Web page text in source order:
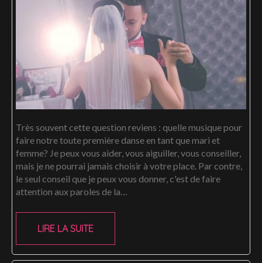
Très souvent cette question reviens : quelle musique pour
faire notre toute première danse en tant que mari et
femme? Je peux vous aider, vous aiguiller, vous conseiller,
mais je ne pourrai jamais choisir à votre place. Par contre,
le seul conseil que je peux vous donner, c'est de faire
attention aux paroles de la…
LIRE LA SUITE